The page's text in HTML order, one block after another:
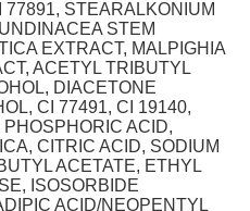
77891, STEARALKONIUM
STEM
EXTRACT, MALPIGHIA
ACETYL TRIBUTYL
DIACETONE
CI 77491, CI 19140,
ACID,
CITRIC ACID, SODIUM
ACETATE, ETHYL
ISOSORBIDE
ACID/NEOPENTYL